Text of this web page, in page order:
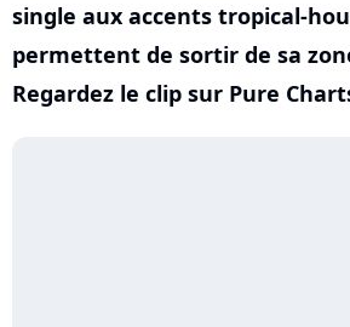
single aux accents tropical-
permettent de sortir de sa
Regardez le clip sur Pure